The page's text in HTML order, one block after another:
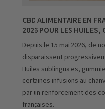
CBD ALIMENTAIRE EN
2026 POUR LES HUILES,
Depuis le 15 mai 2026, de
disparaissent
Huiles sublinguales,
certaines infusions au
par un renforcement des
françaises.